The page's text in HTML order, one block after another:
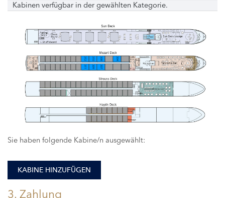
Kabinen verfügbar in der gewählten Kategorie.
304
307
308
309
310
311
312
Sie haben folgende Kabine/n ausgewählt:
KABINE HINZUFÜGEN
3. Zahlung